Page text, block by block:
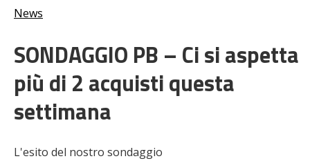
Calciomercato
Video
News
SONDAGGIO PB – Ci si aspetta
più di 2 acquisti questa
settimana
L'esito del nostro sondaggio